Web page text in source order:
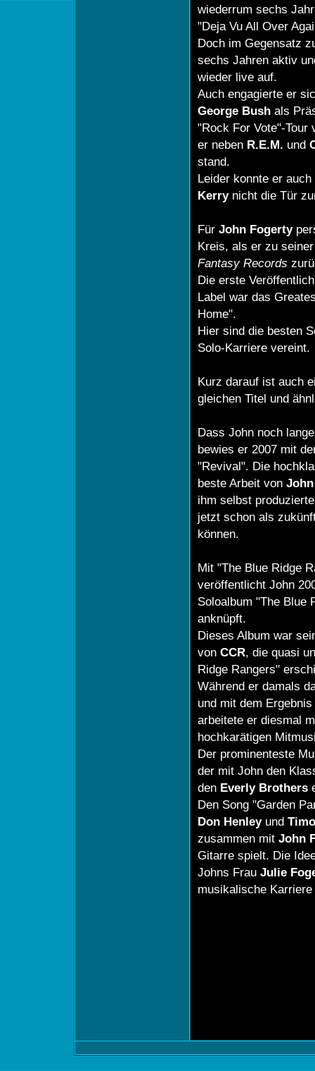
wiederrum sechs
"Deja Vu All Over
Doch im Gegensatz
sechs Jahren aktiv
wieder live auf.
Auch engagierte er
George Bush als
"Rock For Vote"-Tour
er neben R.E.M. und
stand.
Leider konnte er
Kerrynicht die Tür
Für John Fogerty
Kreis, als er zu
Fantasy Records
Die erste
Label war das
Home".
Hier sind die besten
Solo-Karriere vereint.
Kurz darauf ist auch
gleichen Titel und
Dass John noch
bewies er 2007 mit
"Revival". Die
beste Arbeit von
ihm selbst
jetzt schon als
können.
Mit "The Blue Ridge
veröffentlicht John
Soloalbum "The Blue
anknüpft.
Dieses Album war
von CCR, die quasi
Ridge Rangers"
Während er damals
und mit dem
arbeitete er diesmal
hochkarätigen
Der prominenteste
der mit John den
den Everly Brothers
Den Song "Garden
Don Henleyund
zusammen mit John
Gitarre spielt. Die
Johns Frau Julie
musikalische